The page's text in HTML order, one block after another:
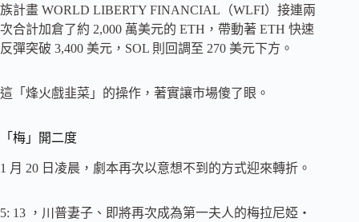
族計畫 WORLD LIBERTY FINANCIAL（WLFI）接連兩
次合計加倉了約 2,000 萬美元的 ETH，帶動著 ETH 快速
反彈突破 3,400 美元，SOL 則回調至 270 美元下方。
這「烽火戲韭菜」的操作，著實讓市場傻了眼。
「梅」開二度
1 月 20 日凌晨，劇本再次以意想不到的方式迎來轉折。
5: 13 ，川普妻子、即將再次成為第一夫人的梅拉尼婭・